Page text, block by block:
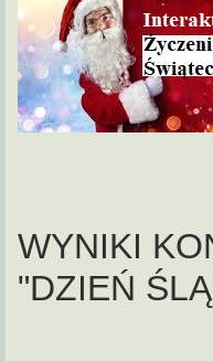
WYNIKI
"DZIEŃ